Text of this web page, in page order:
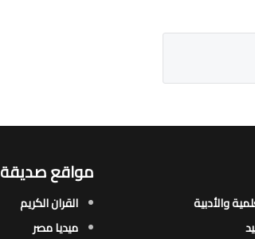
والأدبية
مواقع صديقة
القران الكريم
ميديا مصر